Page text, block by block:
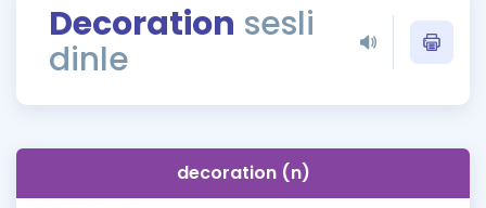
ÖSYM Sınav Takvimi
Kampanyalar
İngilizce Gramer
Decoration sesli
dinle
decoration (n)